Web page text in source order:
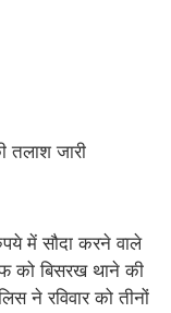
तलाश जारी
में सौदा करने वाले
को बिसरख थाने की
ने रविवार को तीनों